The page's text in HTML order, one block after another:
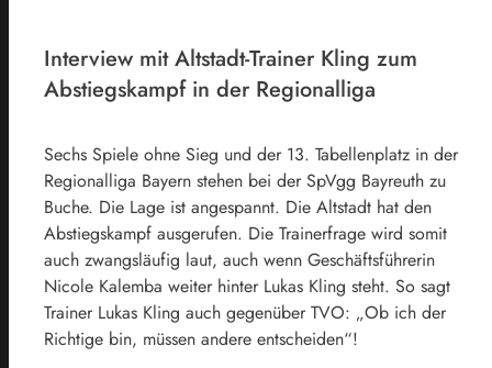
Interview mit Altstadt-Trainer Kling zum
Abstiegskampf in der Regionalliga
Sechs Spiele ohne Sieg und der 13. Tabellenplatz in der
Regionalliga Bayern stehen bei der SpVgg Bayreuth zu
Buche. Die Lage ist angespannt. Die Altstadt hat den
Abstiegskampf ausgerufen. Die Trainerfrage wird somit
auch zwangsläufig laut, auch wenn Geschäftsführerin
Nicole Kalemba weiter hinter Lukas Kling steht. So sagt
Trainer Lukas Kling auch gegenüber TVO: „Ob ich der
Richtige bin, müssen andere entscheiden“!